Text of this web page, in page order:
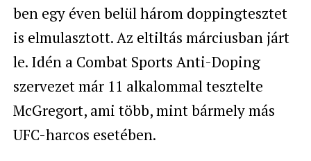
ben egy éven belül három doppingtesztet
is elmulasztott. Az eltiltás márciusban járt
le. Idén a Combat Sports Anti-Doping
szervezet már 11 alkalommal tesztelte
McGregort, ami több, mint bármely más
UFC-harcos esetében.